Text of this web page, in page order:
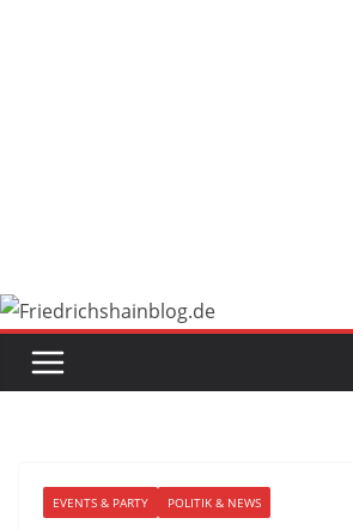
EVENTS & PARTY POLITIK & NEWS